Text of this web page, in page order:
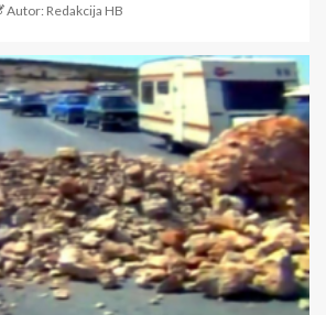
Autor: Redakcija HB